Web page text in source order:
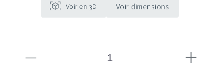
Voir dimensions